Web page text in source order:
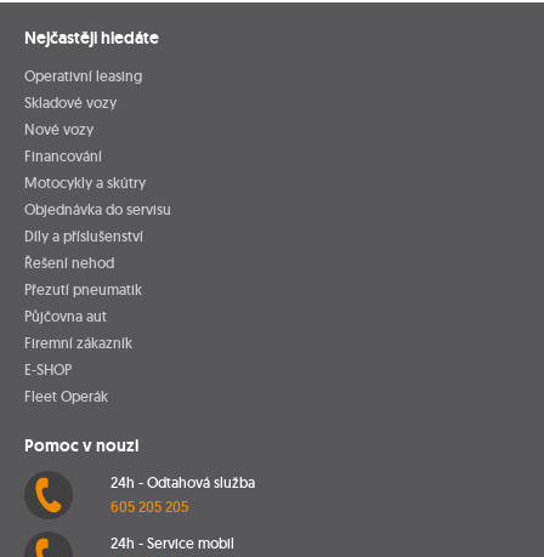
Nejčastěji hledáte
Operativní leasing
Skladové vozy
Nové vozy
Financování
Motocykly a skútry
Objednávka do servisu
Díly a příslušenství
Řešení nehod
Přezutí pneumatik
Půjčovna aut
Firemní zákazník
E-SHOP
Fleet Operák
Pomoc v nouzi
24h - Odtahová služba
605 205 205
24h - Service mobil